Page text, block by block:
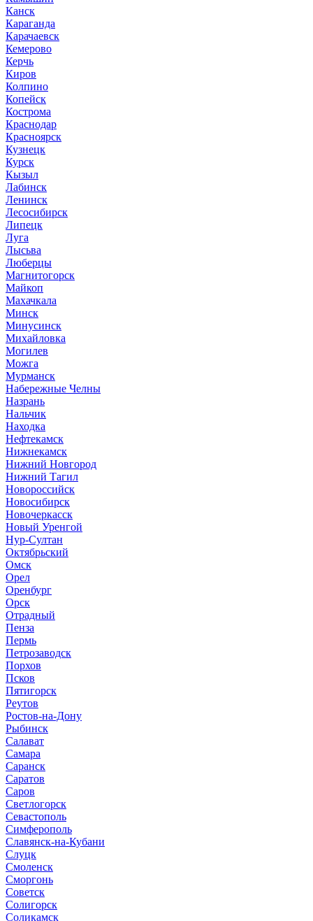
Канск
Караганда
Карачаевск
Кемерово
Керчь
Киров
Колпино
Копейск
Кострома
Краснодар
Красноярск
Кузнецк
Курск
Кызыл
Лабинск
Ленинск
Лесосибирск
Липецк
Луга
Лысьва
Люберцы
Магнитогорск
Майкоп
Махачкала
Минск
Минусинск
Михайловка
Могилев
Можга
Мурманск
Набережные Челны
Назрань
Нальчик
Находка
Нефтекамск
Нижнекамск
Нижний Новгород
Нижний Тагил
Новороссийск
Новосибирск
Новочеркасск
Новый Уренгой
Нур-Султан
Октябрьский
Омск
Орел
Оренбург
Орск
Отрадный
Пенза
Пермь
Петрозаводск
Порхов
Псков
Пятигорск
Реутов
Ростов-на-Дону
Рыбинск
Салават
Самара
Саранск
Саратов
Саров
Светлогорск
Севастополь
Симферополь
Славянск-на-Кубани
Слуцк
Смоленск
Сморгонь
Советск
Солигорск
Соликамск